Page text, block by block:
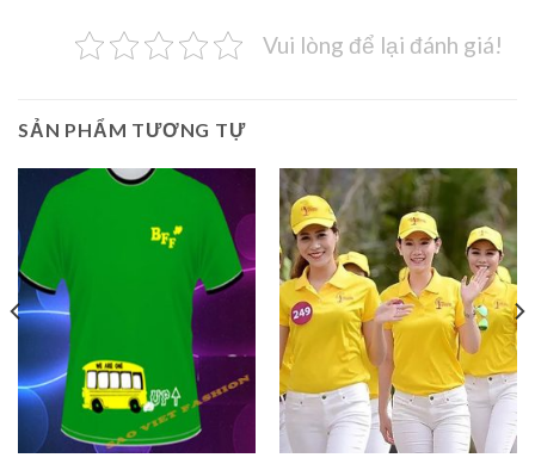
Vui lòng để lại đánh giá!
SẢN PHẨM TƯƠNG TỰ